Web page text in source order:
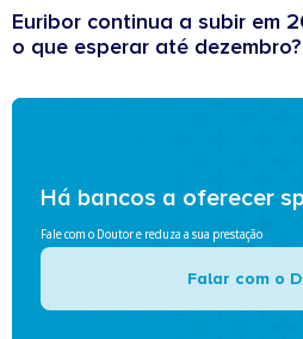
Euribor continua a subir em
o que esperar até dezembro?
Há bancos a oferecer
Fale com o Doutor e reduza a sua prestação
Falar com o